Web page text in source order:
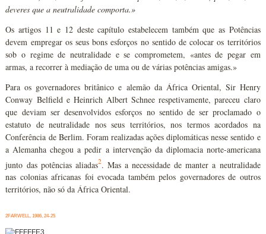
deveres que a neutralidade comporta.»
Os artigos 11 e 12 deste capítulo estabelecem também que as Potências
devem empregar os seus bons esforços no sentido de colocar os territórios
sob o regime de neutralidade e se comprometem, «antes de pegar em
armas, a recorrer à mediação de uma ou de várias potências amigas.»
Para os governadores britânico e alemão da África Oriental, Sir Henry
Conway Belfield e Heinrich Albert Schnee respetivamente, pareceu claro
que deviam ser desenvolvidos esforços no sentido de ser proclamado o
estatuto de neutralidade nos seus territórios, nos termos acordados na
Conferência de Berlim. Foram realizadas ações diplomáticas nesse sentido e
a Alemanha chegou a pedir a intervenção da diplomacia norte-americana
junto das potências aliadas2. Mas a necessidade de manter a neutralidade
nas colonias africanas foi evocada também pelos governadores de outros
territórios, não só da África Oriental.
2FARWELL, 1986, 24-25